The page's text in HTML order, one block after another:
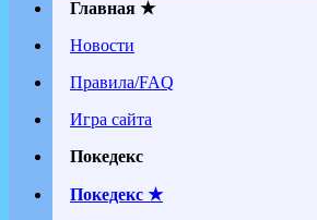
Главная ★
Новости
Правила/FAQ
Игра сайта
Покедекс
Покедекс ★